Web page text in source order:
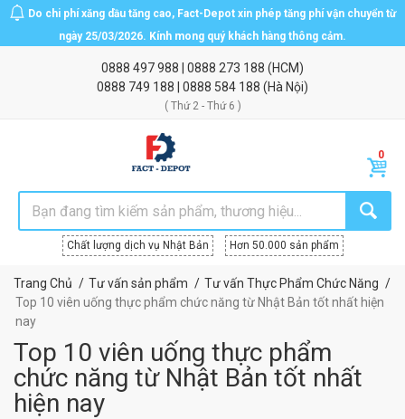
Do chi phí xăng dầu tăng cao, Fact-Depot xin phép tăng phí vận chuyển từ
ngày 25/03/2026. Kính mong quý khách hàng thông cảm.
0888 497 988 0888 273 188 (HCM)
0888 749 188
0888 584 188 (Hà Nội)
( Thứ 2 - Thứ 6 )
Chất lượng dịch vụ Nhật Bản Hơn 50.000 sản phẩm
Trang Chủ Tư vấn sản phẩm
Tư vấn Thực Phẩm Chức Năng
Top 10 viên uống thực phẩm chức năng từ Nhật Bản tốt nhất hiện
nay
Top 10 viên uống thực phẩm
chức năng từ Nhật Bản tốt nhất
hiện nay